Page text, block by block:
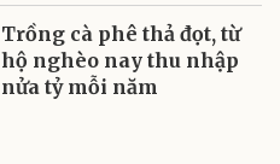
Trồng cà phê thả đọt, từ
hộ nghèo nay thu nhập
nửa tỷ mỗi năm